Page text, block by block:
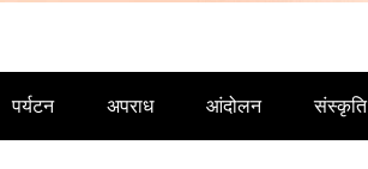
पर्यटन अपराध आंदोलन संस्कृति